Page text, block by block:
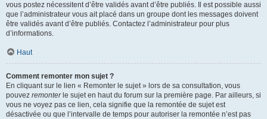
vous postez nécessitent d’être validés avant d’être publiés. Il est possible aussi
que l’administrateur vous ait placé dans un groupe dont les messages doivent
être validés avant d’être publiés. Contactez l’administrateur pour plus
d’informations.
Haut
Comment remonter mon sujet ?
En cliquant sur le lien « Remonter le sujet » lors de sa consultation, vous
pouvez remonterle sujet en haut du forum sur la première page. Par ailleurs, si
vous ne voyez pas ce lien, cela signifie que la remontée de sujet est
désactivée ou que l’intervalle de temps pour autoriser la remontée n’est pas